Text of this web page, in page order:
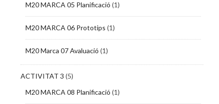
M20 MARCA 05 Planificació (1)
M20 MARCA 06 Prototips (1)
M20 Marca 07 Avaluació (1)
ACTIVITAT 3 (5)
M20 MARCA 08 Planificació (1)